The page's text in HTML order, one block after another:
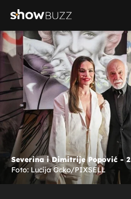
Severina i Dimitrije Popović - 2
Foto: Lucija Ocko/PIXSELL